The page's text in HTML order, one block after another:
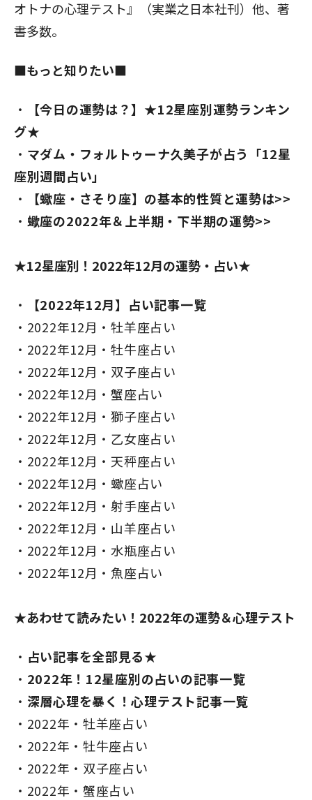
オトナの心理テスト』（実業之日本社刊）他、著
書多数。
■もっと知りたい■
【今日の運勢は？】★12星座別運勢ランキン
グ★
マダム・フォルトゥーナ久美子が占う「12星
座別週間占い」
【蠍座・さそり座】の基本的性質と運勢は>>
蠍座の2022年＆上半期・下半期の運勢>>
★12星座別！2022年12月の運勢・占い★
【2022年12月】占い記事一覧
2022年12月・牡羊座占い
2022年12月・牡牛座占い
2022年12月・双子座占い
2022年12月・蟹座占い
2022年12月・獅子座占い
2022年12月・乙女座占い
2022年12月・天秤座占い
2022年12月・蠍座占い
2022年12月・射手座占い
2022年12月・山羊座占い
2022年12月・水瓶座占い
2022年12月・魚座占い
★あわせて読みたい！2022年の運勢＆心理テスト
占い記事を全部見る★
2022年！12星座別の占いの記事一覧
深層心理を暴く！心理テスト記事一覧
2022年・牡羊座占い
2022年・牡牛座占い
2022年・双子座占い
2022年・蟹座占い